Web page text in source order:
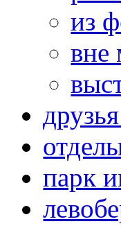
из
вне
парк